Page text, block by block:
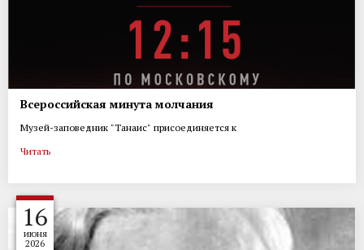
Всероссийская минута молчания
Музей-заповедник "Танаис" присоединяется к
Читать
16
июня
2026